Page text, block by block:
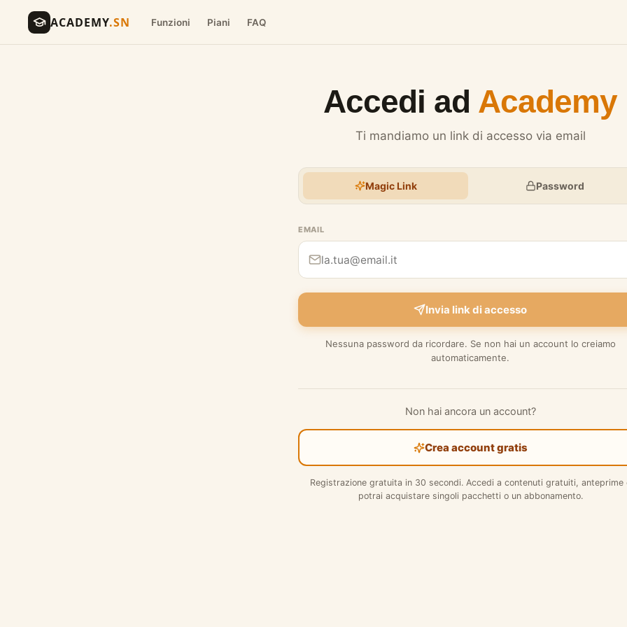
ACADEMY.SN Funzioni Piani FAQ
Accedi ad Academy
Ti mandiamo un link di accesso via email
Magic Link Password
EMAIL
Invia link di accesso
Nessuna password da ricordare. Se non hai un account lo creiamo
automaticamente.
Non hai ancora un account?
Crea account gratis
Registrazione gratuita in 30 secondi. Accedi a contenuti gratuiti, anteprime
potrai acquistare singoli pacchetti o un abbonamento.